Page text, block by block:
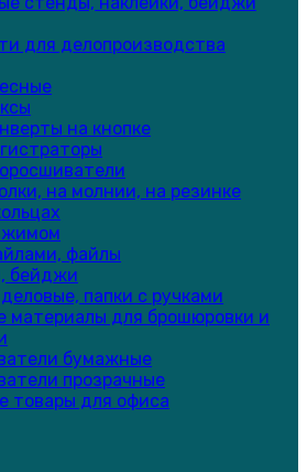
для делопроизводства
на кнопке
на молнии, на резинке
файлы
бейджи
папки с ручками
материалы для брошюровки и
бумажные
прозрачные
товары для офиса